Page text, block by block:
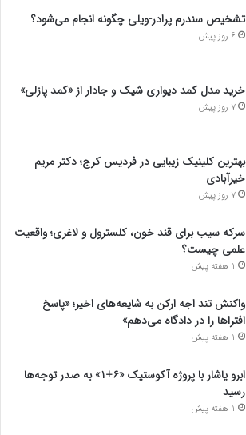
تشخیص سندرم پرادر-ویلی چگونه انجام می‌شود؟
6 روز پیش
خرید مدل کمد دیواری شیک و جادار از «کمد پازلی»
7 روز پیش
بهترین کلینیک زیبایی در فردیس کرج؛ دکتر مریم
خیرآبادی
7 روز پیش
سرکه سیب برای قند خون، کلسترول و لاغری؛ واقعیت
علمی چیست؟
1 هفته پیش
واکنش تند اجه ارکن به شایعه‌های اخیر؛ «پاسخ
افتراها را در دادگاه می‌دهم»
1 هفته پیش
ابرو یاشار با پروژه آکوستیک «۶+۱» به صدر توجه‌ها
رسید
1 هفته پیش